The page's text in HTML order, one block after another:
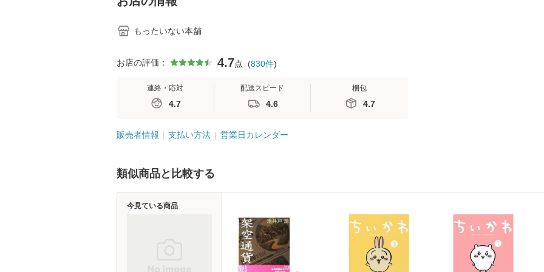
もったいない本舗
お店の評価： 4.7点 (830件)
連絡・応対
4.7
配送スピード
4.6
梱包
4.7
販売者情報 支払い方法 営業日カレンダー
類似商品と比較する
今見ている商品